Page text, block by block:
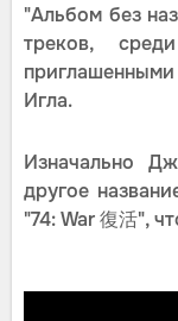
"Альбом без
треков,
Игла.
Изначально
другое
"74: War 復活",